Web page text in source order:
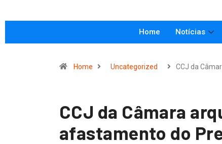
Home Notícias
Home Uncategorized CCJ da
CCJ da Câmara
afastamento do